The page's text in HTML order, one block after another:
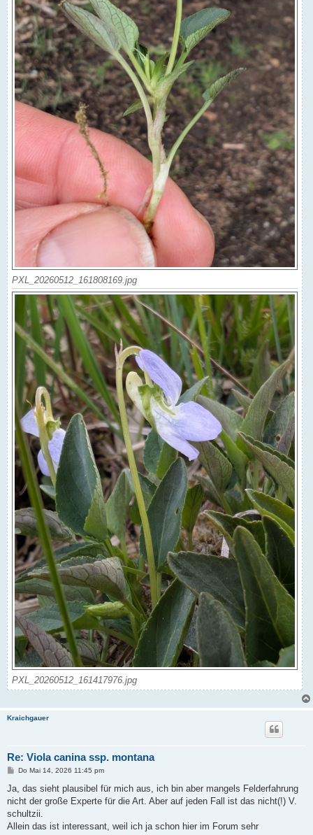
PXL_20260512_161808169.jpg
PXL_20260512_161417976.jpg
Kraichgauer
Re: Viola canina ssp. montana
B
i
r
a
Do Mai 14, 2026 11:45 pm
Ja, das sieht plausibel für mich aus, ich bin aber mangels Felderfahrung
nicht der große Experte für die Art. Aber auf jeden Fall ist das nicht(!) V.
schultzii.
Allein das ist interessant, weil ich ja schon hier im Forum sehr